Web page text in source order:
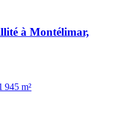
à Montélimar,
945 m²